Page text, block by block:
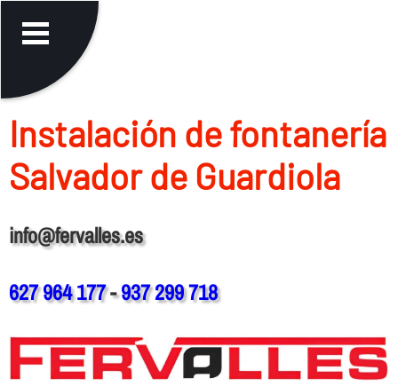
Instalación de fontanerí­a
Salvador de Guardiola
info@fervalles.es
627 964 177-937 299 718